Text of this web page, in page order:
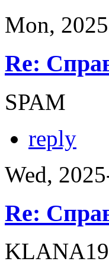
Mon,
Re:
SPAM
reply
Wed,
Re: